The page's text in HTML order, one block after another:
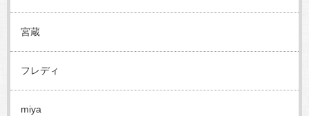
宮蔵
フレディ
miya